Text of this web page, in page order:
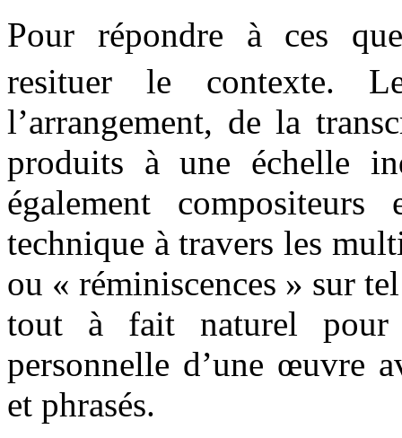
Pour répondre à ces
resituer le contexte.
l’arrangement, de la
produits à une échelle
également
technique à travers les
ou « réminiscences » sur
tout à fait naturel pour
personnelle d’une œuvre
et phrasés.